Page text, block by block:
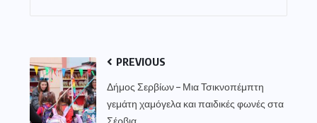
PREVIOUS
Δήμος Σερβίων – Μια Τσικνοπέμπτη
γεμάτη χαμόγελα και παιδικές φωνές στα
Σέρβια